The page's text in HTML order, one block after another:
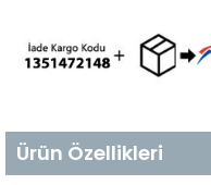
Ürün Özellikleri